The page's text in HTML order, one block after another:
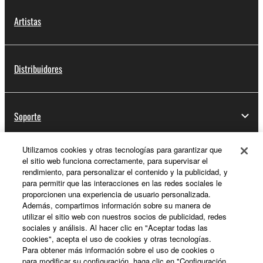
Artistas
Distribuidores
Soporte
Registro de Yamaha Music ID
Acerca de Yamaha
España - Spanish
Utilizamos cookies y otras tecnologías para garantizar que
el sitio web funciona correctamente, para supervisar el
rendimiento, para personalizar el contenido y la publicidad, y
para permitir que las interacciones en las redes sociales le
proporcionen una experiencia de usuario personalizada.
Además, compartimos información sobre su manera de
utilizar el sitio web con nuestros socios de publicidad, redes
sociales y análisis. Al hacer clic en "Aceptar todas las
cookies", acepta el uso de cookies y otras tecnologías.
Para obtener más información sobre el uso de cookies o